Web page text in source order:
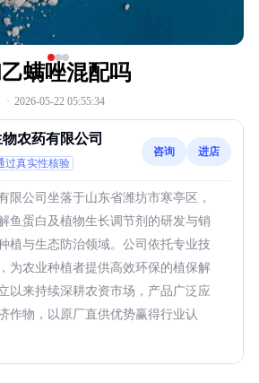
螨唑混配吗
· 2026-05-22 05:55:34
农药有限公司
过真实性核验
咨询 进店
限公司坐落于山东省潍坊市寒亭区，
鱼蛋白及植物生长调节剂的研发与销
植与生态防治领域。公司依托专业技
为农业种植者提供高效环保的植保解
以来持续深耕农资市场，产品广泛应
作物，以原厂直供优势赢得行业认